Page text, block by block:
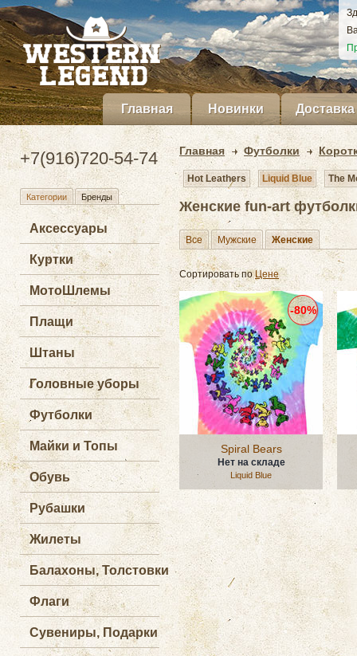
Главная Новинки Доставка
+7(916)720-54-74
Категории Бренды
Аксессуары
Куртки
МотоШлемы
Плащи
Штаны
Головные уборы
Футболки
Майки и Топы
Обувь
Рубашки
Жилеты
Балахоны, Толстовки
Флаги
Сувениры, Подарки
Главная Футболки
Hot Leathers Liquid Blue The
Женские fun-art
Все Мужские Женские
Сортировать поЦене
Spiral Bears
Нет на складе
Liquid Blue
-80%